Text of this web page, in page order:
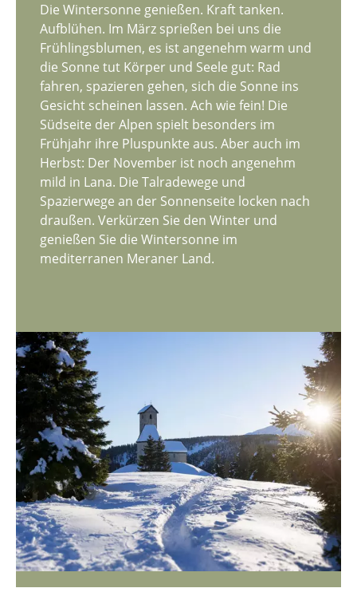
Die Wintersonne genießen. Kraft tanken.
Aufblühen. Im März sprießen bei uns die
Frühlingsblumen, es ist angenehm warm und
die Sonne tut Körper und Seele gut: Rad
fahren, spazieren gehen, sich die Sonne ins
Gesicht scheinen lassen. Ach wie fein! Die
Südseite der Alpen spielt besonders im
Frühjahr ihre Pluspunkte aus. Aber auch im
Herbst: Der November ist noch angenehm
mild in Lana. Die Talradewege und
Spazierwege an der Sonnenseite locken nach
draußen. Verkürzen Sie den Winter und
genießen Sie die Wintersonne im
mediterranen Meraner Land.